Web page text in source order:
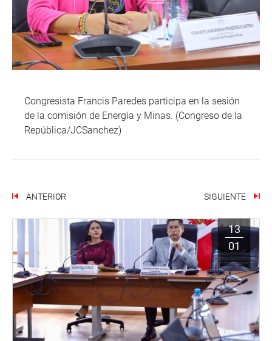
Congresista Francis Paredes participa en la sesión
de la comisión de Energía y Minas. (Congreso de la
República/JCSanchez)
ANTERIOR SIGUIENTE
13
01